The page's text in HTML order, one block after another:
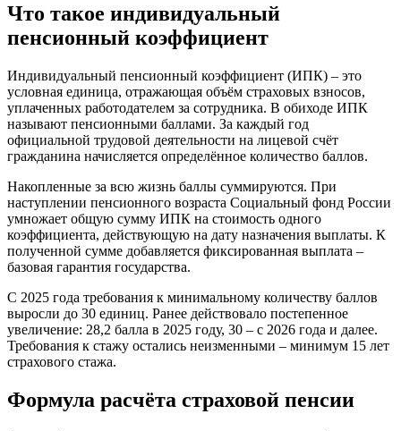
Что такое индивидуальный
пенсионный коэффициент
Индивидуальный пенсионный коэффициент (ИПК) – это
условная единица, отражающая объём страховых взносов,
уплаченных работодателем за сотрудника. В обиходе ИПК
называют пенсионными баллами. За каждый год
официальной трудовой деятельности на лицевой счёт
гражданина начисляется определённое количество баллов.
Накопленные за всю жизнь баллы суммируются. При
наступлении пенсионного возраста Социальный фонд России
умножает общую сумму ИПК на стоимость одного
коэффициента, действующую на дату назначения выплаты. К
полученной сумме добавляется фиксированная выплата –
базовая гарантия государства.
С 2025 года требования к минимальному количеству баллов
выросли до 30 единиц. Ранее действовало постепенное
увеличение: 28,2 балла в 2025 году, 30 – с 2026 года и далее.
Требования к стажу остались неизменными – минимум 15 лет
страхового стажа.
Формула расчёта страховой пенсии